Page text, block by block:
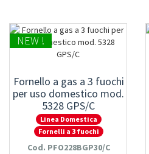
NEW !
Fornello a gas a 3 fuochi
per uso domestico mod.
5328 GPS/C
Linea Domestica
Fornelli a 3 fuochi
Cod. PFO228BGP30/C